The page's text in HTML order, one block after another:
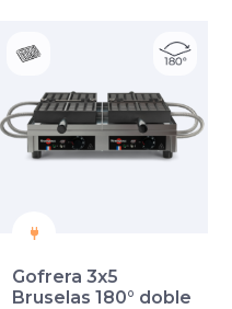
Gofrera 3x5
Bruselas 180° doble